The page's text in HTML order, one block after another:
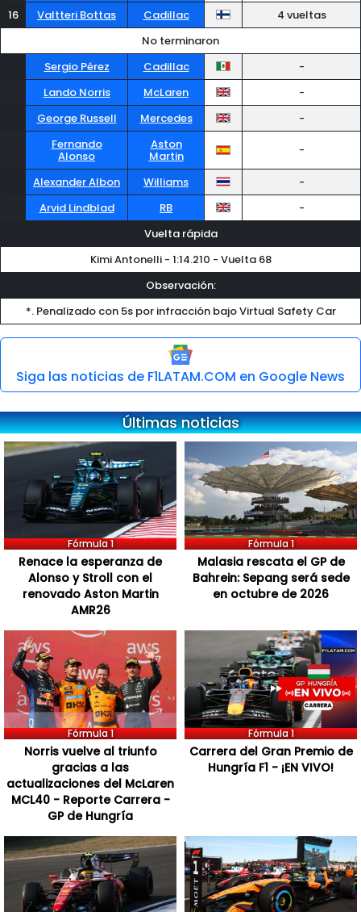
16 Valtteri Bottas Cadillac
4 vueltas
No terminaron
Sergio Pérez
Cadillac
-
Lando Norris
McLaren
-
George Russell
Mercedes
-
Fernando
Alonso
Aston
Martin -
Alexander Albon Williams
-
Arvid Lindblad
RB
-
Vuelta rápida
Kimi Antonelli - 1:14.210 - Vuelta 68
Observación:
*. Penalizado con 5s por infracción bajo Virtual Safety Car
Siga las noticias de F1LATAM.COM en Google News
Últimas noticias
Fórmula 1
Renace la esperanza de
Alonso y Stroll con el
renovado Aston Martin
AMR26
Fórmula 1
Malasia rescata el GP de
Bahrein: Sepang será sede
en octubre de 2026
Fórmula 1
Norris vuelve al triunfo
gracias a las
actualizaciones del McLaren
MCL40 - Reporte Carrera -
GP de Hungría
Fórmula 1
Carrera del Gran Premio de
Hungría F1 - ¡EN VIVO!